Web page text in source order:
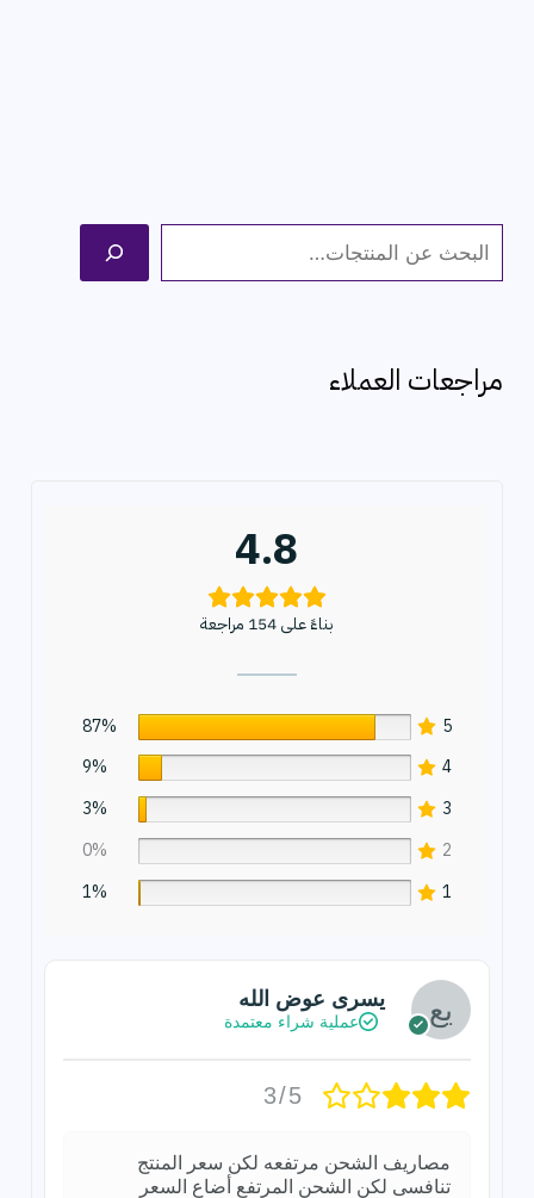
ل
ث
مراجعات العملاء
4.8
بناءً على 154 مراجعة
5
87%
4
9%
3
3%
2
0%
1
1%
يسرى عوض الله
عملية شراء معتمدة
3/5
مصاريف الشحن مرتفعه لكن سعر المنتج
تنافسى لكن الشحن المرتفع أضاع السعر